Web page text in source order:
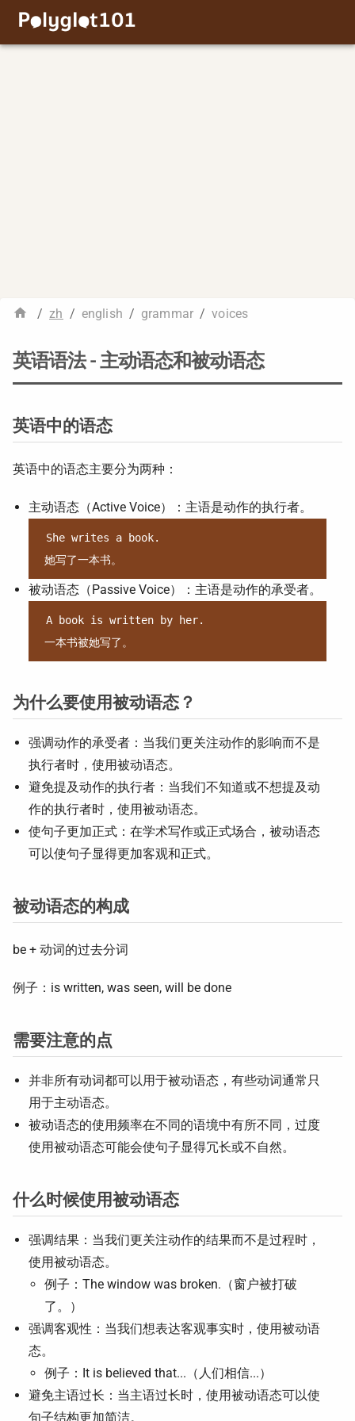
/ zh / english / grammar / voices
英语语法 - 主动语态和被动语态
英语中的语态
英语中的语态主要分为两种：
主动语态（Active Voice）：主语是动作的执行者。
She writes a book.
被动语态（Passive Voice）：主语是动作的承受者。
A book is written by her.
为什么要使用被动语态？
强调动作的承受者：当我们更关注动作的影响而不是
执行者时，使用被动语态。
避免提及动作的执行者：当我们不知道或不想提及动
作的执行者时，使用被动语态。
使句子更加正式：在学术写作或正式场合，被动语态
可以使句子显得更加客观和正式。
被动语态的构成
be + 动词的过去分词
例子：is written, was seen, will be done
需要注意的点
并非所有动词都可以用于被动语态，有些动词通常只
用于主动语态。
被动语态的使用频率在不同的语境中有所不同，过度
使用被动语态可能会使句子显得冗长或不自然。
什么时候使用被动语态
强调结果：当我们更关注动作的结果而不是过程时，
使用被动语态。
例子：The window was broken.（窗户被打破
了。）
强调客观性：当我们想表达客观事实时，使用被动语
态。
例子：It is believed that...（人们相信...）
避免主语过长：当主语过长时，使用被动语态可以使
句子结构更加简洁。